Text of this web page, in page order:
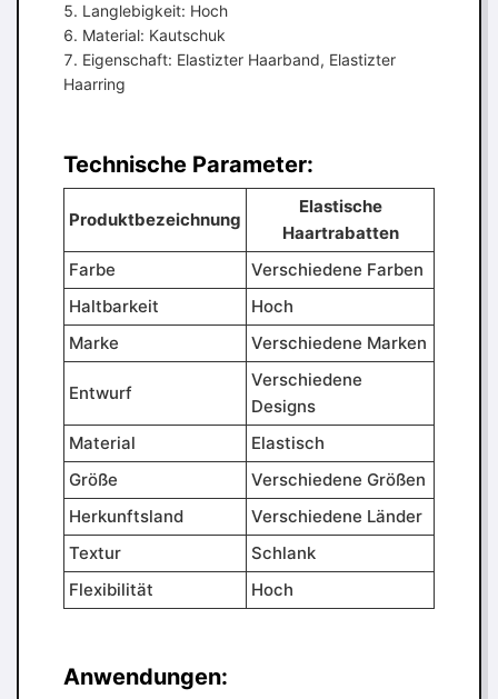
Langlebigkeit: Hoch
Material: Kautschuk
Eigenschaft: Elastizter Haarband, Elastizter
Haarring
Technische Parameter:
Produktbezeichnung
Elastische
Haartrabatten
Farbe
Verschiedene Farben
Haltbarkeit
Hoch
Marke
Verschiedene Marken
Entwurf
Verschiedene
Designs
Material
Elastisch
Größe
Verschiedene Größen
Herkunftsland
Verschiedene Länder
Textur
Schlank
Flexibilität
Hoch
Anwendungen: